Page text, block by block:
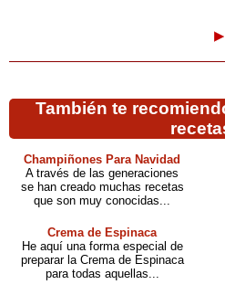
También te
Champiñones Para Navidad
A través de las generaciones
se han creado muchas recetas
que son muy conocidas...
Crema de Espinaca
He aquí una forma especial de
preparar la Crema de Espinaca
para todas aquellas...